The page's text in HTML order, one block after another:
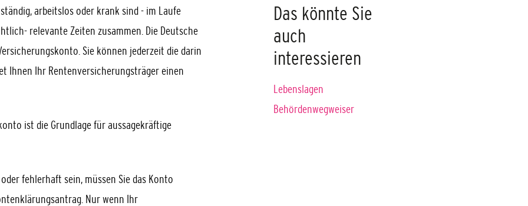
arbeitslos oder krank sind - im Laufe
relevante Zeiten zusammen. Die Deutsche
Sie können jederzeit die darin
Ihnen Ihr Rentenversicherungsträger einen
ist die Grundlage für aussagekräftige
fehlerhaft sein, müssen Sie das Konto
Nur wenn Ihr
Das könnte Sie
auch
interessieren
Lebenslagen
Behördenwegweiser